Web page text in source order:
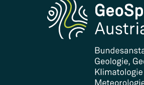
Forschung und Kooperationen
Downloads
Zertifikate und Auszeichnungen
FAQ - Häufig gestellte Fragen
Forschung unterstützen